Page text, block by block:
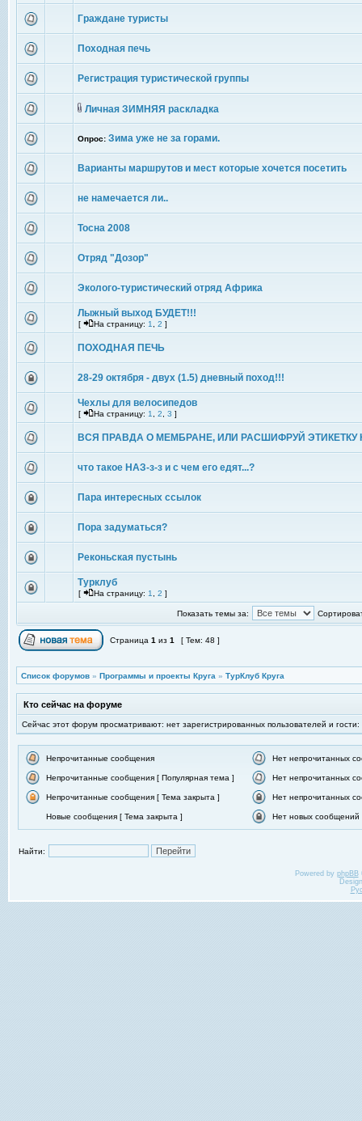
Граждане туристы
Походная печь
Регистрация туристической группы
Личная ЗИМНЯЯ раскладка
Опрос: Зима уже не за горами.
Варианты маршрутов и мест которые хочется посетить
не намечается ли..
Тосна 2008
Отряд "Дозор"
Эколого-туристический отряд Африка
Лыжный выход БУДЕТ!!!
[ На страницу: 1 2 ]
ПОХОДНАЯ ПЕЧЬ
28-29 октября - двух (1.5) дневный поход!!!
Чехлы для велосипедов
[ На страницу: 1 2 3 ]
ВСЯ ПРАВДА О МЕМБРАНЕ, ИЛИ РАСШИФРУЙ ЭТИКЕТКУ
что такое НАЗ-з-з и с чем его едят...?
Пара интересных ссылок
Пора задуматься?
Реконьская пустынь
Турклуб
[ На страницу: 1 2 ]
Показать темы за:
Страница 1 из 1 [ Тем: 48 ]
Список форумов » Программы и проекты Круга » ТурКлуб Круга
Кто сейчас на форуме
Сейчас этот форум просматривают: нет зарегистрированных пользователей и гости:
Непрочитанные сообщения Нет непрочитанных
Непрочитанные сообщения [ Популярная тема ] Нет непрочитанных
Непрочитанные сообщения [ Тема закрыта ] Нет непрочитанных
Новые сообщения [ Тема закрыта ] Нет новых сообщений
Найти:
Powered by phpBB